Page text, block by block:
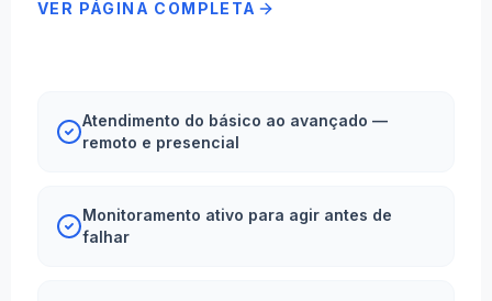
VER PÁGINA COMPLETA
Atendimento do básico ao avançado —
remoto e presencial
Monitoramento ativo para agir antes de
falhar